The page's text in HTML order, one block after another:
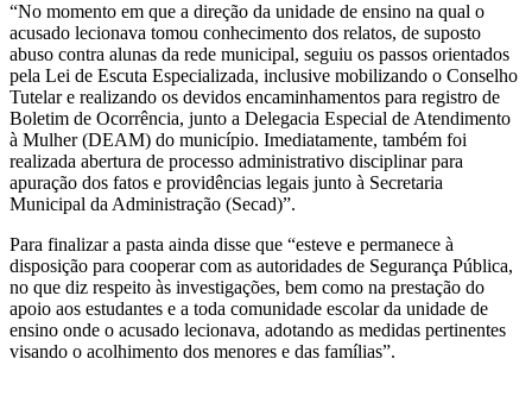
“No momento em que a direção da unidade de ensino na qual o
acusado lecionava tomou conhecimento dos relatos, de suposto
abuso contra alunas da rede municipal, seguiu os passos orientados
pela Lei de Escuta Especializada, inclusive mobilizando o Conselho
Tutelar e realizando os devidos encaminhamentos para registro de
Boletim de Ocorrência, junto a Delegacia Especial de Atendimento
à Mulher (DEAM) do município. Imediatamente, também foi
realizada abertura de processo administrativo disciplinar para
apuração dos fatos e providências legais junto à Secretaria
Municipal da Administração (Secad)”.
Para finalizar a pasta ainda disse que “esteve e permanece à
disposição para cooperar com as autoridades de Segurança Pública,
no que diz respeito às investigações, bem como na prestação do
apoio aos estudantes e a toda comunidade escolar da unidade de
ensino onde o acusado lecionava, adotando as medidas pertinentes
visando o acolhimento dos menores e das famílias”.